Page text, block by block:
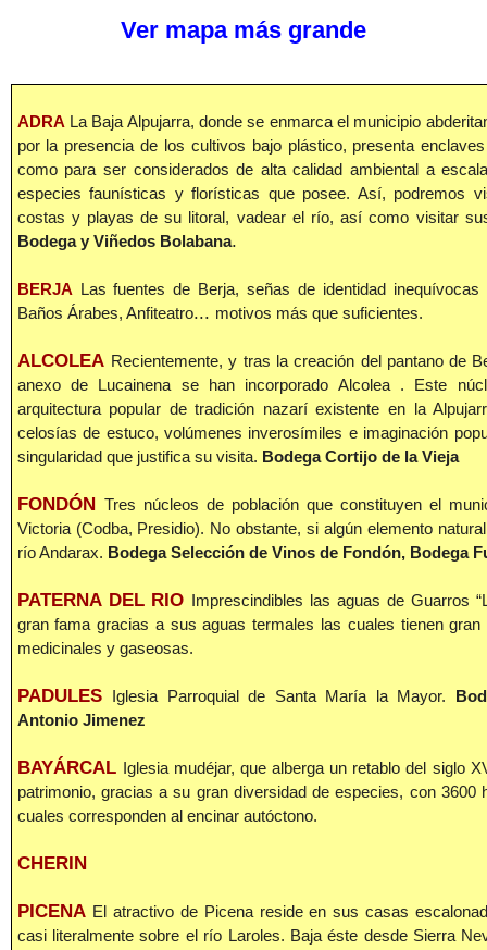
Ver mapa más grande
ADRALa Baja Alpujarra, donde se enmarca el municipio
por la presencia de los cultivos bajo plástico, presenta
como para ser considerados de alta calidad ambiental a
especies faunísticas y florísticas que posee. Así, podremos
costas y playas de su litoral, vadear el río, así como visitar
Bodega y Viñedos Bolabana.
BERJALas fuentes de Berja, señas de identidad inequívocas
Baños Árabes, Anfiteatro... motivos más que suficientes.
ALCOLEA Recientemente, y tras la creación del pantano de
anexo de Lucainena se han incorporado Alcolea . Este
arquitectura popular de tradición nazarí existente en la
celosías de estuco, volúmenes inverosímiles e imaginación
singularidad que justifica su visita. Bodega Cortijo de la Vieja
FONDÓN Tres núcleos de población que constituyen el
Victoria (Codba, Presidio). No obstante, si algún elemento
río Andarax. Bodega Selección de Vinos de Fondón, Bodega
PATERNA DEL RIO
Imprescindibles las aguas de Guarros
gran fama gracias a sus aguas termales las cuales tienen gran
medicinales y gaseosas.
PADULES Iglesia Parroquial de Santa María la Mayor.
Antonio Jimenez
BAYÁRCAL
Iglesia mudéjar, que alberga un retablo del siglo
patrimonio, gracias a su gran diversidad de especies, con 3600
cuales corresponden al encinar autóctono.
CHERIN
PICENA El atractivo de Picena reside en sus casas
casi literalmente sobre el río Laroles. Baja éste desde Sierra